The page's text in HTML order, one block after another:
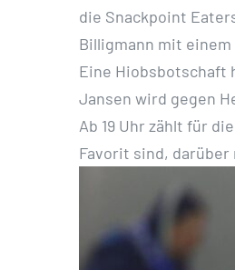
die Snackpoint
Billigmann mit
Eine Hiobsbotschaft
Jansen wird gegen
Ab 19 Uhr zählt für
Favorit sind, darüber